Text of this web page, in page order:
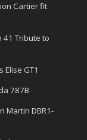
Cartier fit
41 Tribute to
Elise GT1
787B
Martin DBR1-